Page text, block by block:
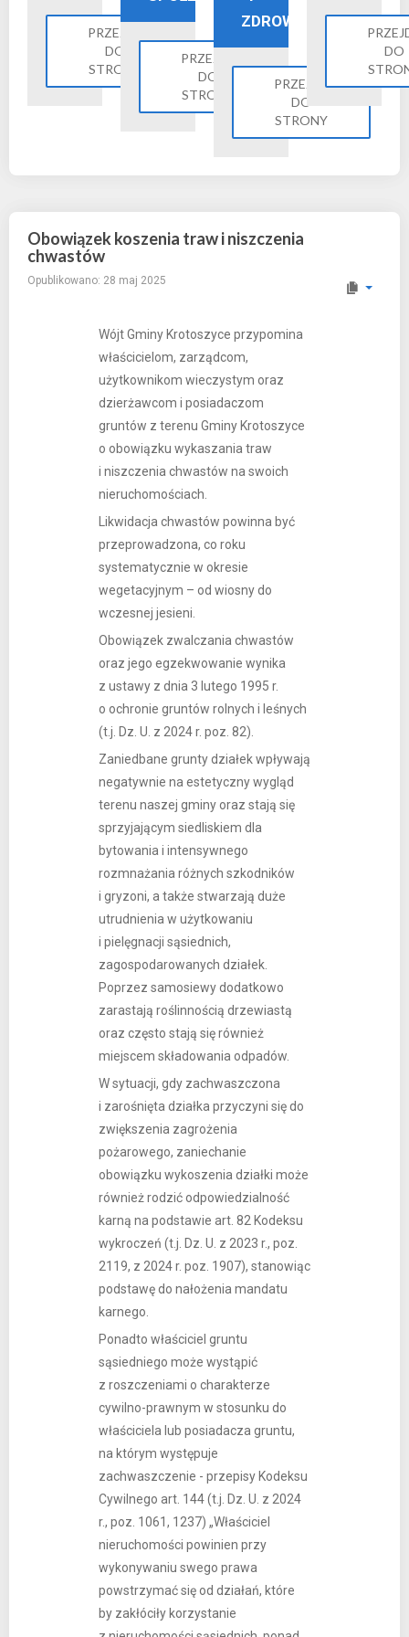
PRZEJDŹ
DO
STRONY
PRZEJDŹ
DO
STRONY
ZDROWIE
PRZEJDŹ
DO
STRONY
DO
Obowiązek koszenia traw i niszczenia
chwastów
Opublikowano: 28 maj 2025
Wójt Gminy Krotoszyce przypomina
właścicielom, zarządcom,
użytkownikom wieczystym oraz
dzierżawcom i posiadaczom
gruntów z terenu Gminy Krotoszyce
o obowiązku wykaszania traw
i niszczenia chwastów na swoich
nieruchomościach.
Likwidacja chwastów powinna być
przeprowadzona, co roku
systematycznie w okresie
wegetacyjnym – od wiosny do
wczesnej jesieni.
Obowiązek zwalczania chwastów
oraz jego egzekwowanie wynika
z ustawy z dnia 3 lutego 1995 r.
o ochronie gruntów rolnych i leśnych
(t.j. Dz. U. z 2024 r. poz. 82).
Zaniedbane grunty działek wpływają
negatywnie na estetyczny wygląd
terenu naszej gminy oraz stają się
sprzyjającym siedliskiem dla
bytowania i intensywnego
rozmnażania różnych szkodników
i gryzoni, a także stwarzają duże
utrudnienia w użytkowaniu
i pielęgnacji sąsiednich,
zagospodarowanych działek.
Poprzez samosiewy dodatkowo
zarastają roślinnością drzewiastą
oraz często stają się również
miejscem składowania odpadów.
W sytuacji, gdy zachwaszczona
i zarośnięta działka przyczyni się do
zwiększenia zagrożenia
pożarowego, zaniechanie
obowiązku wykoszenia działki może
również rodzić odpowiedzialność
karną na podstawie art. 82 Kodeksu
wykroczeń (t.j. Dz. U. z 2023 r., poz.
2119, z 2024 r. poz. 1907), stanowiąc
podstawę do nałożenia mandatu
karnego.
Ponadto właściciel gruntu
sąsiedniego może wystąpić
z roszczeniami o charakterze
cywilno-prawnym w stosunku do
właściciela lub posiadacza gruntu,
na którym występuje
zachwaszczenie - przepisy Kodeksu
Cywilnego art. 144 (t.j. Dz. U. z 2024
r., poz. 1061, 1237) „Właściciel
nieruchomości powinien przy
wykonywaniu swego prawa
powstrzymać się od działań, które
by zakłóciły korzystanie